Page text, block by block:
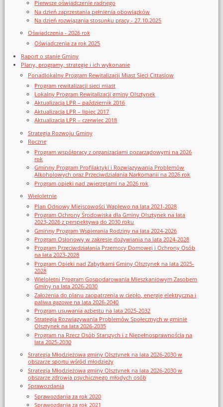
Pierwsze oświadczenie radnego
Na dzień zaprzestania pełnienia obowiązków
Na dzień rozwiązania stosunku pracy - 27.10.2025
Oświadczenia - 2026 rok
Oświadczenia za rok 2025
Raport o stanie Gminy
Plany, programy, strategie i ich wykonanie
Ponadlokalny Program Rewitalizacji Miast Sieci Cittaslow
Program rewitalizacji sieci miast
Lokalny Program Rewitalizacji gminy Olsztynek
Aktualizacja LPR – październik 2016
Aktualizacja LPR – lipiec 2017
Aktualizacja LPR – czerwiec 2018
Strategia Rozwoju Gminy
Roczne
Program współpracy z organizacjami pozarządowymi na 2026
rok
Gminny Program Profilaktyki i Rozwiązywania Problemów
Alkoholowych oraz Przeciwdziałania Narkomanii na 2026 rok
Program opieki nad zwierzętami na 2026 rok
Wieloletnie
Plan Odnowy Miejscowości Waplewo na lata 2021-2028
Program Ochrony Środowiska dla Gminy Olsztynek na lata
2023-2026 z perspektywą do 2030 roku
Gminny Program Wspierania Rodziny na lata 2024-2026
Program Osłonowy w zakresie dożywiania na lata 2024-2028
Program Przeciwdziałania Przemocy Domowej i Ochrony Osób
na lata 2023-2028
Program Opieki nad Zabytkami Gminy Olsztynek na lata 2025-
2028
Wieloletni Program Gospodarowania Mieszkaniowym Zasobem
Gminy na lata 2026-2030
Założenia do planu zaopatrzenia w ciepło, energię elektryczna i
paliwa gazowe na lata 2026-2040
Program usuwania azbestu na lata 2025-2032
Strategia Rozwiązywania Problemów Społecznych w gminie
Olsztynek na lata 2026-2035
Program na Rzecz Osób Starszych i z Niepełnosprawnością na
lata 2025-2030
Strategia Młodzieżowa gminy Olsztynek na lata 2026-2030 w
obszarze sportu wśród młodzieży
Strategia Młodzieżowa gminy Olsztynek na lata 2026-2030 w
obszarze zdrowia psychicznego młodych osób
Sprawozdania
Sprawozdania za rok 2020
Sprawozdania za rok 2021